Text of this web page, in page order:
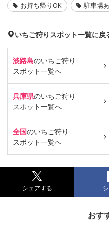
お持ち帰りOK 駐車場
いちご狩りスポット一覧に戻
淡路島のいちご狩り
スポット一覧へ
兵庫県のいちご狩り
スポット一覧へ
全国のいちご狩り
スポット一覧へ
シェアする
おす